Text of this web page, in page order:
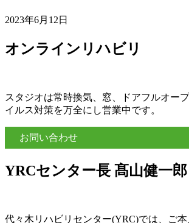
2023年6月12日
オンラインリハビリ
スタジオは常時換気、窓、ドアフルオー
イルス対策を万全にし営業中です。
お問い合わせ
YRCセンター長 髙山健一郎
代々木リハビリセンター(YRC)では、ご